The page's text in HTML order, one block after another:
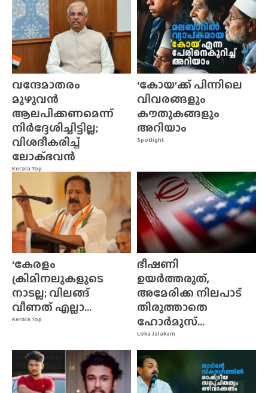
Kerala Top
വന്ദേമാതരം
മുഴുവൻ
ആലപിക്കണമെന്ന്
നിർദ്ദേശിച്ചിട്ടില്ല;
വിശദീകരിച്ച്
ലോക്‌ഭവൻ
Spotlight
‘കോയ’ക്ക് പിന്നിലെ
വിവരങ്ങളും
കൗതുകങ്ങളും
അറിയാം
Kerala Top
‘കേരളം
ക്രിമിനലുകളുടെ
നാടല്ല; വിലങ്ങ്
വീണത് എല്ലാ...
Loka Jalakam
ഭീഷണി
ഉയർത്തരുത്,
അമേരിക്ക നിലപാട്
തിരുത്താതെ
ഹോർമുസ്...